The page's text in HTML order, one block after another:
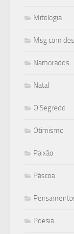
Mitologia
Msg com
Namorados
Natal
O Segredo
Otimismo
Paixão
Páscoa
Poesia